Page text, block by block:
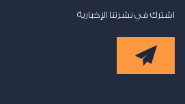
اشترك في نشرتنا الإخبارية